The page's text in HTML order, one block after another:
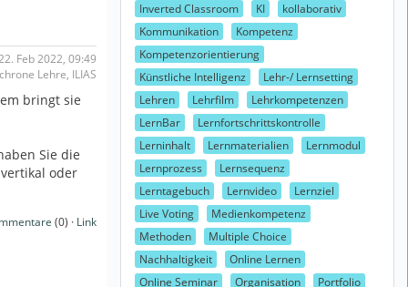
Feb 2022, 09:49
Lehre, ILIAS
bringt sie
Sie die
oder
(0) · Link
Inverted Classroom
KI
kollaborativ
Kommunikation
Kompetenz
Kompetenzorientierung
Künstliche Intelligenz
Lehr-/ Lernsetting
Lehren
Lehrfilm
Lehrkompetenzen
LernBar
Lernfortschrittskontrolle
Lerninhalt
Lernmaterialien
Lernmodul
Lernprozess
Lernsequenz
Lerntagebuch
Lernvideo
Lernziel
Live Voting
Medienkompetenz
Methoden
Multiple Choice
Nachhaltigkeit
Online Lernen
Online Seminar
Organisation Portfolio